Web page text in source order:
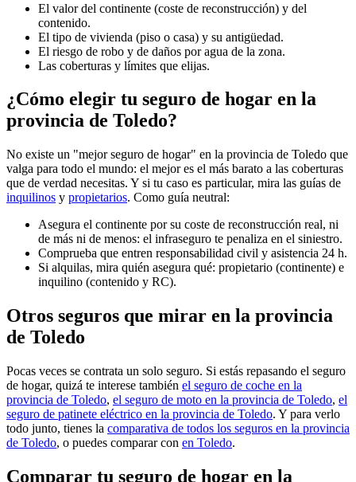
El valor del continente (coste de reconstrucción) y del
contenido.
El tipo de vivienda (piso o casa) y su antigüedad.
El riesgo de robo y de daños por agua de la zona.
Las coberturas y límites que elijas.
¿Cómo elegir tu seguro de hogar en la
provincia de Toledo?
No existe un "mejor seguro de hogar" en la provincia de Toledo que
valga para todo el mundo: el mejor es el más barato a las coberturas
que de verdad necesitas. Y si tu caso es particular, mira las guías de
inquilinos y propietarios. Como guía neutral:
Asegura el continente por su coste de reconstrucción real, ni
de más ni de menos: el infraseguro te penaliza en el siniestro.
Comprueba que entren responsabilidad civil y asistencia 24 h.
Si alquilas, mira quién asegura qué: propietario (continente) e
inquilino (contenido y RC).
Otros seguros que mirar en la provincia
de Toledo
Pocas veces se contrata un solo seguro. Si estás repasando el seguro
de hogar, quizá te interese también el seguro de coche en la
provincia de Toledo, el seguro de moto en la provincia de Toledo, el
seguro de patinete eléctrico en la provincia de Toledo. Y para verlo
todo junto, tienes la comparativa de todos los seguros en la provincia
de Toledo, o puedes comparar con en Toledo.
Comparar tu seguro de hogar en la